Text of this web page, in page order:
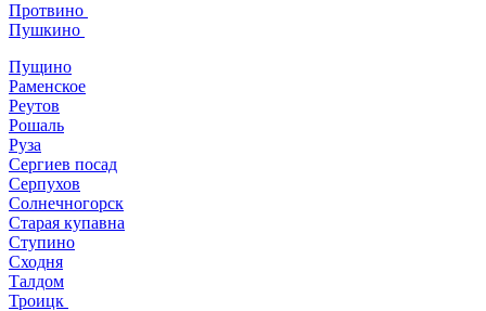
Протвино
Пушкино
Пущино
Раменское
Реутов
Рошаль
Руза
Сергиев посад
Серпухов
Солнечногорск
Старая купавна
Ступино
Сходня
Талдом
Троицк